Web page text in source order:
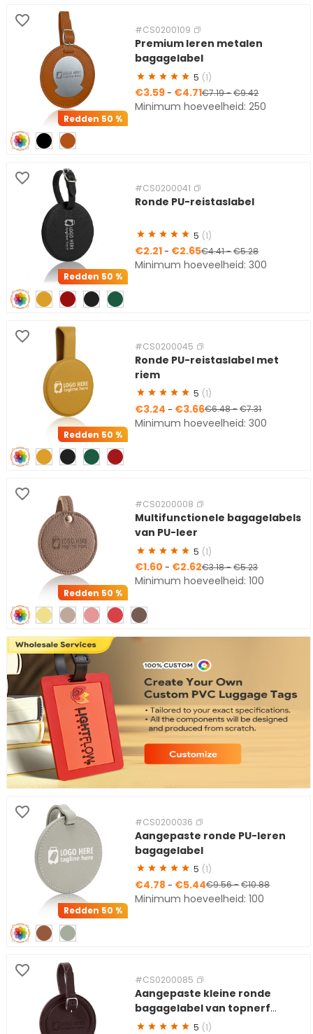
Redden 50 %
#CS0200109
Premium leren metalen
bagagelabel
5 (1)
€3.59- €4.71€7.19-€9.42
Minimum hoeveelheid: 250
Redden 50 %
#CS0200041
Ronde PU-reistaslabel
5 (1)
€2.21- €2.65€4.41-€5.28
Minimum hoeveelheid: 300
Redden 50 %
#CS0200045
Ronde PU-reistaslabel met
riem
5 (1)
€3.24- €3.66€6.48-€7.31
Minimum hoeveelheid: 300
Redden 50 %
#CS0200008
Multifunctionele bagagelabels
van PU-leer
5 (1)
€1.60- €2.62€3.18-€5.23
Minimum hoeveelheid: 100
Redden 50 %
#CS0200036
Aangepaste ronde PU-leren
bagagelabel
5 (1)
€4.78- €5.44€9.56-€10.88
Minimum hoeveelheid: 100
#CS0200085
Aangepaste kleine ronde
bagagelabel van topnerf
runderhuid5 (1)